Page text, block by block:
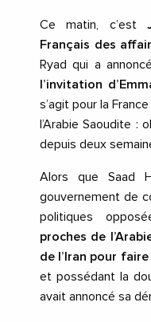
Ce matin, c’est
Français des
Ryad qui a
l’invitation
s’agit pour la
l’Arabie Saoudite :
depuis deux
Alors que Saad
gouvernement de
politiques
proches de
de l’Iran pour
et possédant la
avait annoncé sa